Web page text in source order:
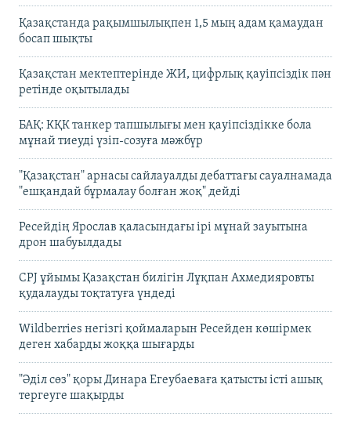
Қазақстанда рақымшылықпен 1,5 мың адам қамаудан
босап шықты
Қазақстан мектептерінде ЖИ, цифрлық қауіпсіздік пән
ретінде оқытылады
БАҚ: КҚК танкер тапшылығы мен қауіпсіздікке бола
мұнай тиеуді үзіп-созуға мәжбүр
"Қазақстан" арнасы сайлауалды дебаттағы сауалнамада
"ешқандай бұрмалау болған жоқ" дейді
Ресейдің Ярослав қаласындағы ірі мұнай зауытына
дрон шабуылдады
CPJ ұйымы Қазақстан билігін Лұқпан Ахмедияровты
қудалауды тоқтатуға үндеді
Wildberries негізгі қоймаларын Ресейден көшірмек
деген хабарды жоққа шығарды
"Әділ сөз" қоры Динара Егеубаеваға қатысты істі ашық
тергеуге шақырды